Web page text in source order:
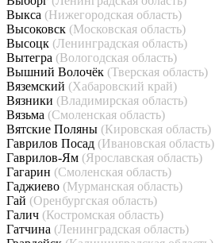
Выкса (Нижегородская область)
Высоковск (Московская область)
Высоцк (Ленинградская область)
Вытегра (Вологодская область)
Вышний Волочёк (Тверская область)
Вяземский (Хабаровский край)
Вязники (Владимирская область)
Вязьма (Смоленская область)
Вятские Поляны (Кировская область)
Гаврилов Посад (Ивановская область)
Гаврилов-Ям (Ярославская область)
Гагарин (Смоленская область)
Гаджиево (Мурманская область)
Гай (Оренбургская область)
Галич (Костромская область)
Гатчина (Ленинградская область)